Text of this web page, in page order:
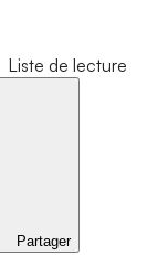
Liste de lecture
Partager